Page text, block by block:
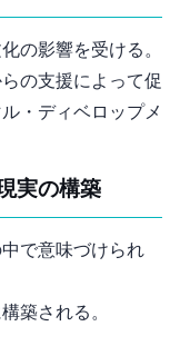
の影響を受ける。
の支援によって促
・ディベロップメ
実の構築
で意味づけられ
築される。